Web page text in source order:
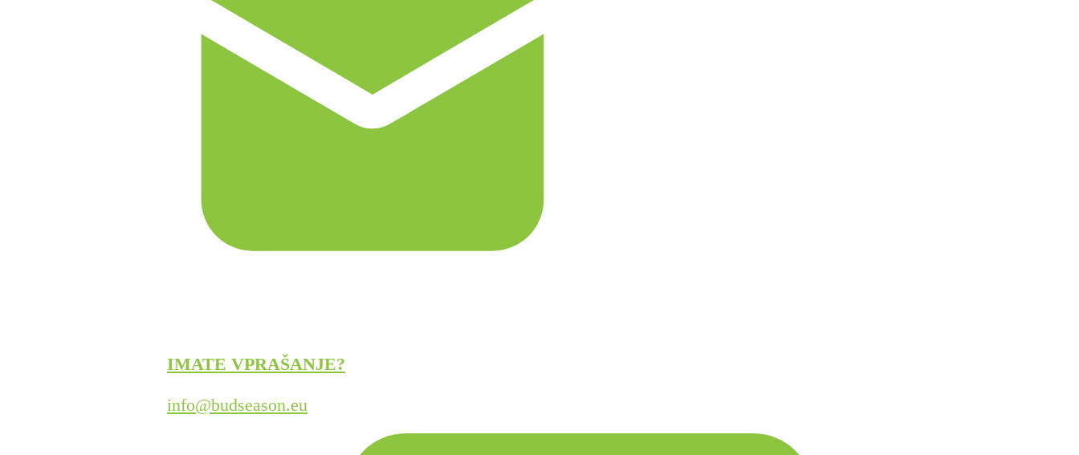
IMATE VPRAŠANJE?
info@budseason.eu